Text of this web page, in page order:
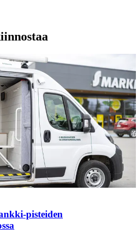
pisteiden